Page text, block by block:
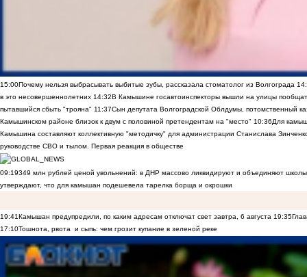
15:00Почему нельзя выбрасывать выбитые зубы, рассказала стоматолог из Волгограда
в это несовершеннолетних 14:32В Камышине госавтоинспекторы вышли на улицы
пытавшийся сбыть "трояна" 11:37Сын депутата Волгоградской Облдумы, потомственный
Камышинском районе близок к двум с половиной претендентам на "место" 10:36Для
Камышина составляют коллективную "методичку" для администрации Станислава
руководстве СВО и тылом. Первая реакция в обществе
09:19349 млн рублей ценой увольнений: в ДНР массово ликвидируют и объединяют
утверждают, что для камышан подешевела тарелка борща и окрошки
19:41Камышан предупредили, по каким адресам отключат свет завтра, 6 августа 19:35
17:10Тошнота, рвота и сыпь: чем грозит купание в зеленой реке